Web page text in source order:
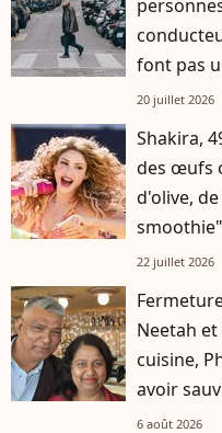
font pas
20 juillet 2026
Shakira,
des œufs
d'olive,
smoothie"
22 juillet 2026
Neetah
cuisine,
avoir
6 août 2026